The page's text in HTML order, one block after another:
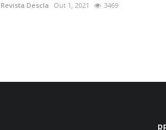
Revista Descla Out 1, 2021 3469